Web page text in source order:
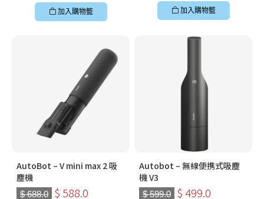
加入購物籃 加入購物籃
AutoBot – V mini max 2 吸
塵機
$ 688.0 $ 588.0
Autobot – 無線便携式吸塵
機 V3
$ 599.0 $ 499.0